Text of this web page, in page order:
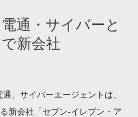
通・サイバーと
新会社
、サイバーエージェントは、
新会社「セブン‐イレブン・ア